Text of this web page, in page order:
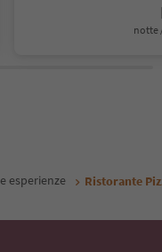
notte
esperienze Ristorante